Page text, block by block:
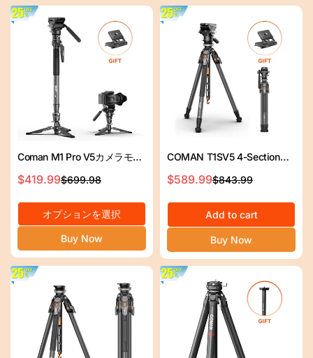
Coman M1 Pro V5カメラモノ
ポッドが液体ヘッド、ワンク
リッククイックリリース、
1750mmの最大高さ
セ
ー
ス
プ
ラ
イ
$419.99
通
常
格
$699.98
オプションを選択
Buy Now
COMAN T1SV5 4-Section
Carbon Fiber Snap-Open
Tripod 68.9" with Fluid Bowl
Head for Video &
Photography
セ
ー
ス
プ
ラ
イ
$589.99
通
常
格
$843.99
Add to cart
Buy Now